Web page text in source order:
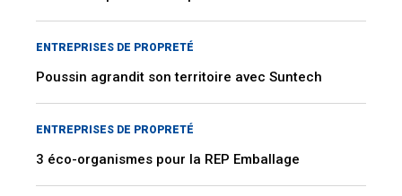
ENTREPRISES DE PROPRETÉ
Poussin agrandit son territoire avec Suntech
ENTREPRISES DE PROPRETÉ
3 éco-organismes pour la REP Emballage